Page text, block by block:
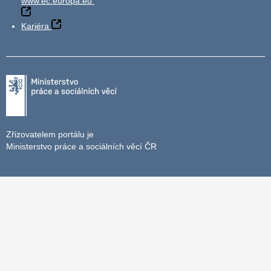
Kariéra
Zřizovatelem portálu je
Ministerstvo práce a sociálních věcí ČR